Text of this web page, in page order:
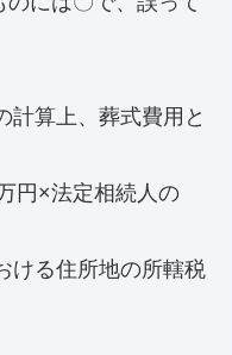
計算上、葬式費用と
円×法定相続人の
ける住所地の所轄税